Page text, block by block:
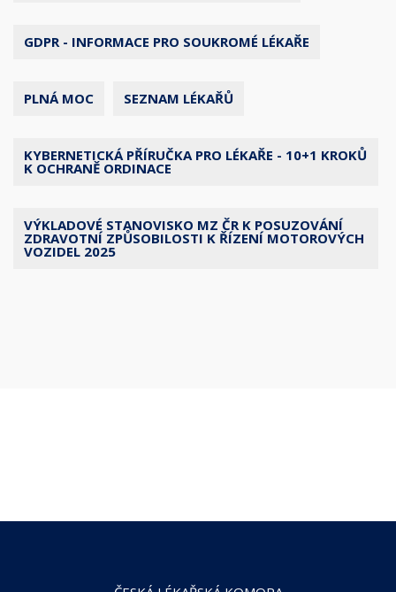
GDPR - INFORMACE PRO SOUKROMÉ LÉKAŘE
PLNÁ MOC SEZNAM LÉKAŘŮ
KYBERNETICKÁ PŘÍRUČKA PRO LÉKAŘE - 10+1 KROKŮ
K OCHRANĚ ORDINACE
VÝKLADOVÉ STANOVISKO MZ ČR K POSUZOVÁNÍ
ZDRAVOTNÍ ZPŮSOBILOSTI K ŘÍZENÍ MOTOROVÝCH
VOZIDEL 2025